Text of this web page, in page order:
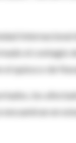
el
el quiosco de
los
encuentran en